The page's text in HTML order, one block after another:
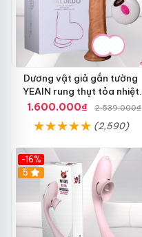
Dương vật giả gắn tường
YEAIN rung thụt tỏa nhiệt
remote cao cấp
1.600.000₫ 2.539.000₫
(2,590)
-16%
5